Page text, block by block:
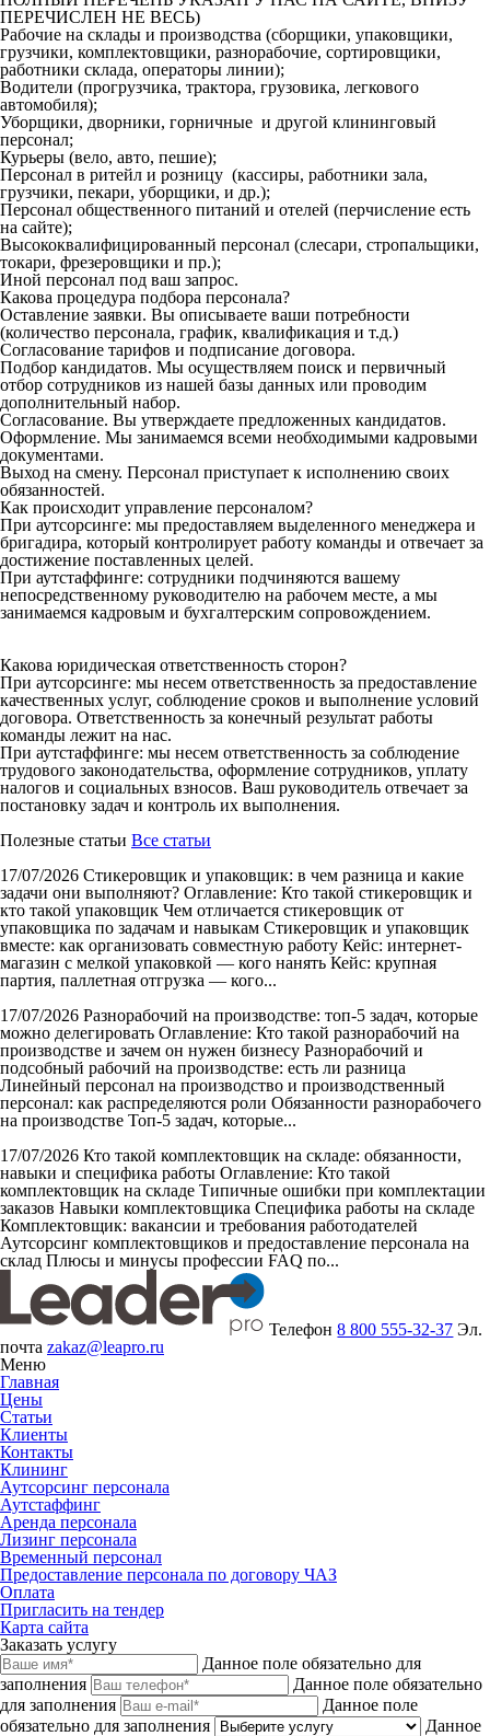
ПЕРЕЧИСЛЕН НЕ ВЕСЬ)
Рабочие на склады и производства (сборщики, упаковщики,
грузчики, комплектовщики, разнорабочие, сортировщики,
работники склада, операторы линии);
Водители (прогрузчика, трактора, грузовика, легкового
автомобиля);
Уборщики, дворники, горничные и другой клининговый
персонал;
Курьеры (вело, авто, пешие);
Персонал в ритейл и розницу (кассиры, работники зала,
грузчики, пекари, уборщики, и др.);
Персонал общественного питаний и отелей (перчисление есть
на сайте);
Высококвалифицированный персонал (слесари, стропальщики,
токари, фрезеровщики и пр.);
Иной персонал под ваш запрос.
Какова процедура подбора персонала?
Оставление заявки. Вы описываете ваши потребности
(количество персонала, график, квалификация и т.д.)
Согласование тарифов и подписание договора.
Подбор кандидатов. Мы осуществляем поиск и первичный
отбор сотрудников из нашей базы данных или проводим
дополнительный набор.
Согласование. Вы утверждаете предложенных кандидатов.
Оформление. Мы занимаемся всеми необходимыми кадровыми
документами.
Выход на смену. Персонал приступает к исполнению своих
обязанностей.
Как происходит управление персоналом?
При аутсорсинге: мы предоставляем выделенного менеджера и
бригадира, который контролирует работу команды и отвечает за
достижение поставленных целей.
При аутстаффинге: сотрудники подчиняются вашему
непосредственному руководителю на рабочем месте, а мы
занимаемся кадровым и бухгалтерским сопровождением.
Какова юридическая ответственность сторон?
При аутсорсинге: мы несем ответственность за предоставление
качественных услуг, соблюдение сроков и выполнение условий
договора. Ответственность за конечный результат работы
команды лежит на нас.
При аутстаффинге: мы несем ответственность за соблюдение
трудового законодательства, оформление сотрудников, уплату
налогов и социальных взносов. Ваш руководитель отвечает за
постановку задач и контроль их выполнения.
Полезные статьи Все статьи
17/07/2026 Стикеровщик и упаковщик: в чем разница и какие
задачи они выполняют? Оглавление: Кто такой стикеровщик и
кто такой упаковщик Чем отличается стикеровщик от
упаковщика по задачам и навыкам Стикеровщик и упаковщик
вместе: как организовать совместную работу Кейс: интернет-
магазин с мелкой упаковкой — кого нанять Кейс: крупная
партия, паллетная отгрузка — кого...
17/07/2026 Разнорабочий на производстве: топ-5 задач, которые
можно делегировать Оглавление: Кто такой разнорабочий на
производстве и зачем он нужен бизнесу Разнорабочий и
подсобный рабочий на производстве: есть ли разница
Линейный персонал на производство и производственный
персонал: как распределяются роли Обязанности разнорабочего
на производстве Топ-5 задач, которые...
17/07/2026 Кто такой комплектовщик на складе: обязанности,
навыки и специфика работы Оглавление: Кто такой
комплектовщик на складе Типичные ошибки при комплектации
заказов Навыки комплектовщика Специфика работы на складе
Комплектовщик: вакансии и требования работодателей
Аутсорсинг комплектовщиков и предоставление персонала на
склад Плюсы и минусы профессии FAQ по...
Телефон8 800 555-32-37 Эл.
почта zakaz@leapro.ru
Меню
Главная
Цены
Статьи
Клиенты
Контакты
Клининг
Аутсорсинг персонала
Аутстаффинг
Аренда персонала
Лизинг персонала
Временный персонал
Предоставление персонала по договору ЧАЗ
Оплата
Пригласить на тендер
Карта сайта
Заказать услугу
Данное поле обязательно для
заполнения
Данное поле обязательно
для заполнения
Данное поле
обязательно для заполнения
Данное